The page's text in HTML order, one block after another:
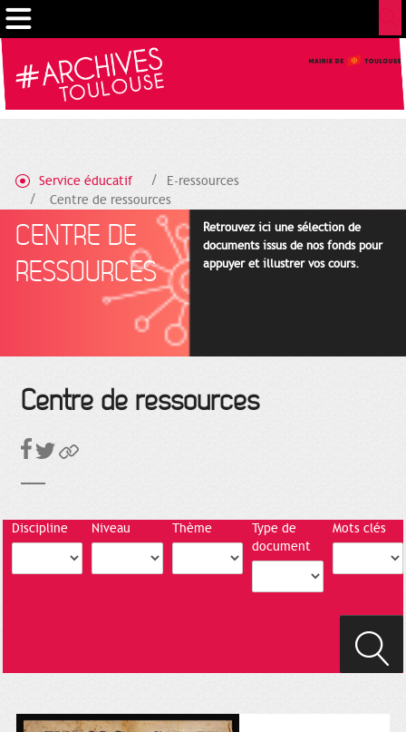
Service éducatif
E-ressources
Centre de ressources
CENTRE DE
RESSOURCES
Retrouvez ici une sélection de
documents issus de nos fonds pour
appuyer et illustrer vos cours.
Centre de ressources
Discipline Niveau Thème
Type de
document
Mots clés
Gestion de vos préférences sur les cookies